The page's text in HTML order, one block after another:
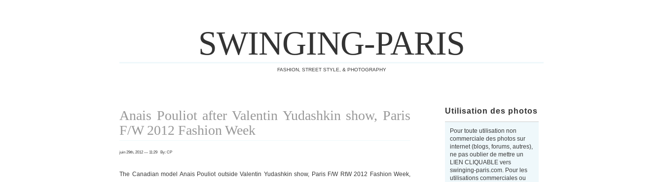
SWINGING-PARIS
FASHION, STREET STYLE, & PHOTOGRAPHY
Utilisation des photos
Pour toute utilisation non
commerciale des photos sur
internet (blogs, forums, autres),
ne pas oublier de mettre un
LIEN CLIQUABLE vers
swinging-paris.com. Pour les
utilisations commerciales ou
Anais Pouliot after Valentin Yudashkin show, Paris
F/W 2012 Fashion Week
juin 29th, 2012 — 11:29 By: CP
The Canadian model Anais Pouliot outside Valentin Yudashkin show, Paris F/W RtW 2012 Fashion Week,